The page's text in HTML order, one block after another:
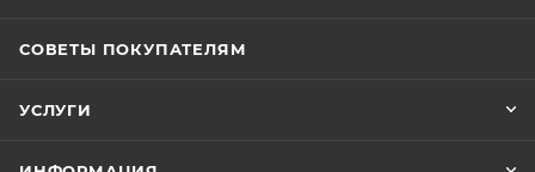
СОВЕТЫ ПОКУПАТЕЛЯМ
УСЛУГИ